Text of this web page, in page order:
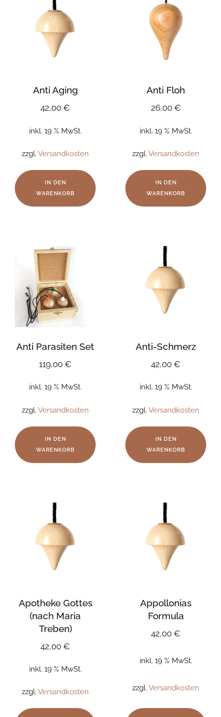
Anti Aging
42,00 €
inkl. 19 % MwSt.
zzgl. Versandkosten
IN DEN
WARENKORB
Anti Floh
26,00 €
inkl. 19 % MwSt.
zzgl. Versandkosten
IN DEN
WARENKORB
Anti Parasiten Set
119,00 €
inkl. 19 % MwSt.
zzgl. Versandkosten
IN DEN
WARENKORB
Anti-Schmerz
42,00 €
inkl. 19 % MwSt.
zzgl. Versandkosten
IN DEN
WARENKORB
Apotheke Gottes
(nach Maria
Treben)
42,00 €
inkl. 19 % MwSt.
zzgl. Versandkosten
Appollonias
Formula
42,00 €
inkl. 19 % MwSt.
zzgl. Versandkosten